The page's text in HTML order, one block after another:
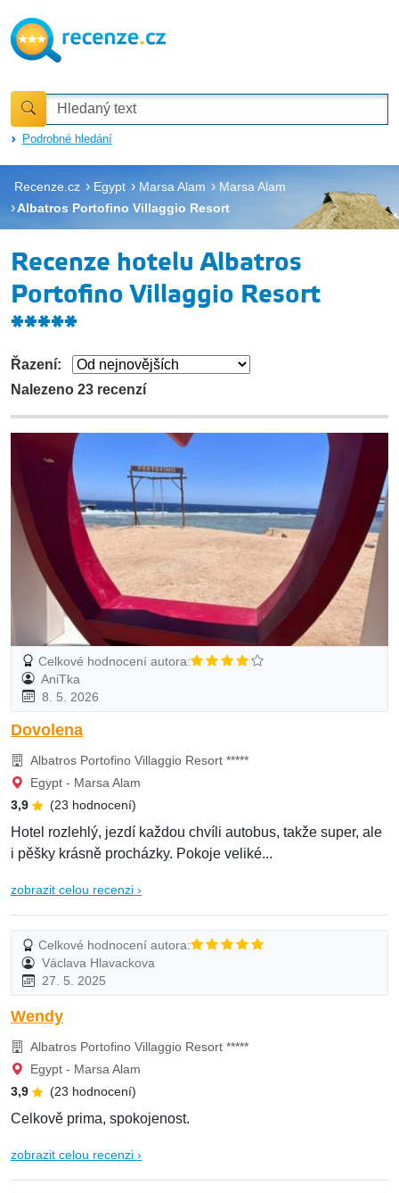
Podrobné hledání
Recenze.cz Egypt Marsa Alam
Marsa Alam
Albatros Portofino Villaggio Resort
Recenze hotelu Albatros
Portofino Villaggio Resort
*****
Nalezeno 23 recenzí
Řazení:
Celkové hodnocení autora:
AniTka
8. 5. 2026
Dovolena
Albatros Portofino Villaggio Resort *****
Egypt - Marsa Alam
3,9
(23 hodnocení)
Hotel rozlehlý, jezdí každou chvíli autobus, takže super, ale
i pěšky krásně procházky. Pokoje veliké...
zobrazit celou recenzi ›
Celkové hodnocení autora:
Václava Hlavackova
27. 5. 2025
Wendy
Albatros Portofino Villaggio Resort *****
Egypt - Marsa Alam
3,9
(23 hodnocení)
Celkově prima, spokojenost.
zobrazit celou recenzi ›